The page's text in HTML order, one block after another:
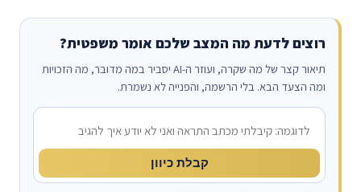
רוצים לדעת מה המצב שלכם אומר משפטית?
תיאור קצר של מה שקרה, ועוזר ה-AI יסביר במה מדובר, מה הזכויות
ומה הצעד הבא. בלי הרשמה, והפנייה לא נשמרת.
מה קרה?
קבלת כיוון